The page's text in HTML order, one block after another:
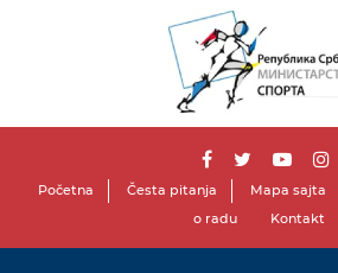
Početna Česta pitanja Mapa sajta
o radu
Kontakt